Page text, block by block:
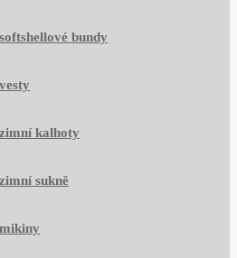
bundy
kalhoty
sukně